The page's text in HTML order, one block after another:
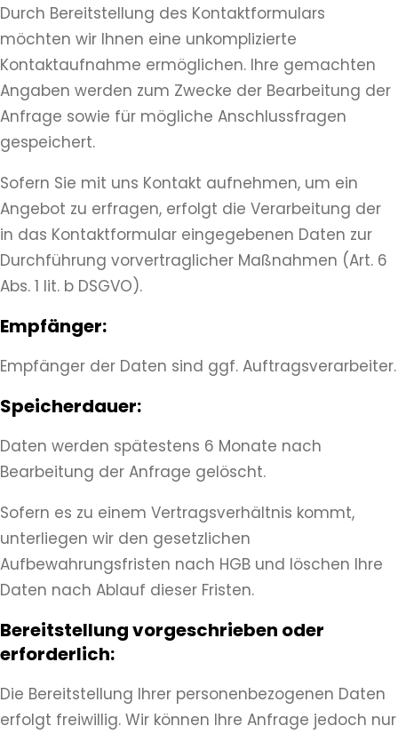
Durch Bereitstellung des Kontaktformulars
möchten wir Ihnen eine unkomplizierte
Kontaktaufnahme ermöglichen. Ihre gemachten
Angaben werden zum Zwecke der Bearbeitung der
Anfrage sowie für mögliche Anschlussfragen
gespeichert.
Sofern Sie mit uns Kontakt aufnehmen, um ein
Angebot zu erfragen, erfolgt die Verarbeitung der
in das Kontaktformular eingegebenen Daten zur
Durchführung vorvertraglicher Maßnahmen (Art. 6
Abs. 1 lit. b DSGVO).
Empfänger:
Empfänger der Daten sind ggf. Auftragsverarbeiter.
Speicherdauer:
Daten werden spätestens 6 Monate nach
Bearbeitung der Anfrage gelöscht.
Sofern es zu einem Vertragsverhältnis kommt,
unterliegen wir den gesetzlichen
Aufbewahrungsfristen nach HGB und löschen Ihre
Daten nach Ablauf dieser Fristen.
Bereitstellung vorgeschrieben oder
erforderlich:
Die Bereitstellung Ihrer personenbezogenen Daten
erfolgt freiwillig. Wir können Ihre Anfrage jedoch nur